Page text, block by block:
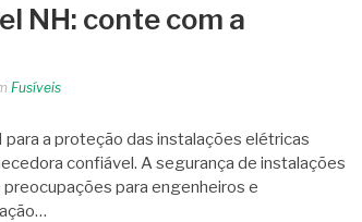
NH: conte com a
Fusíveis
a proteção das instalações elétricas
confiável. A segurança de instalações
para engenheiros e